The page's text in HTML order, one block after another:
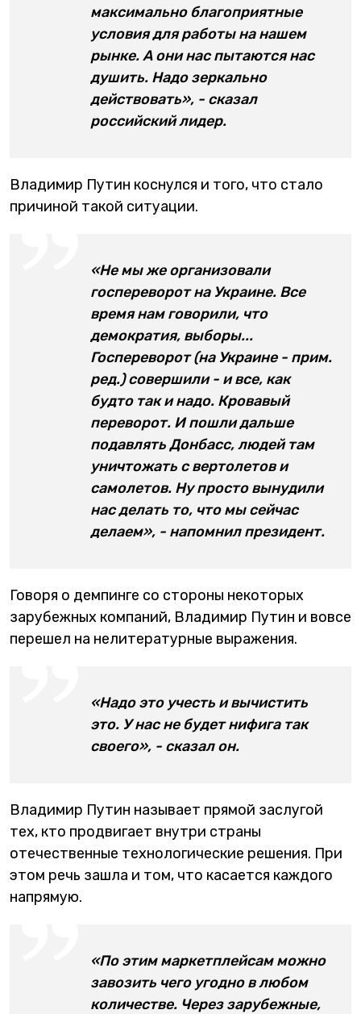
максимально благоприятные
условия для работы на нашем
рынке. А они нас пытаются нас
душить. Надо зеркально
действовать», - сказал
российский лидер.
Владимир Путин коснулся и того, что стало
причиной такой ситуации.
«Не мы же организовали
госпереворот на Украине. Все
время нам говорили, что
демократия, выборы...
Госпереворот (на Украине - прим.
ред.) совершили - и все, как
будто так и надо. Кровавый
переворот. И пошли дальше
подавлять Донбасс, людей там
уничтожать с вертолетов и
самолетов. Ну просто вынудили
нас делать то, что мы сейчас
делаем», - напомнил президент.
Говоря о демпинге со стороны некоторых
зарубежных компаний, Владимир Путин и вовсе
перешел на нелитературные выражения.
«Надо это учесть и вычистить
это. У нас не будет нифига так
своего», - сказал он.
Владимир Путин называет прямой заслугой
тех, кто продвигает внутри страны
отечественные технологические решения. При
этом речь зашла и том, что касается каждого
напрямую.
«По этим маркетплейсам можно
завозить чего угодно в любом
количестве. Через зарубежные,